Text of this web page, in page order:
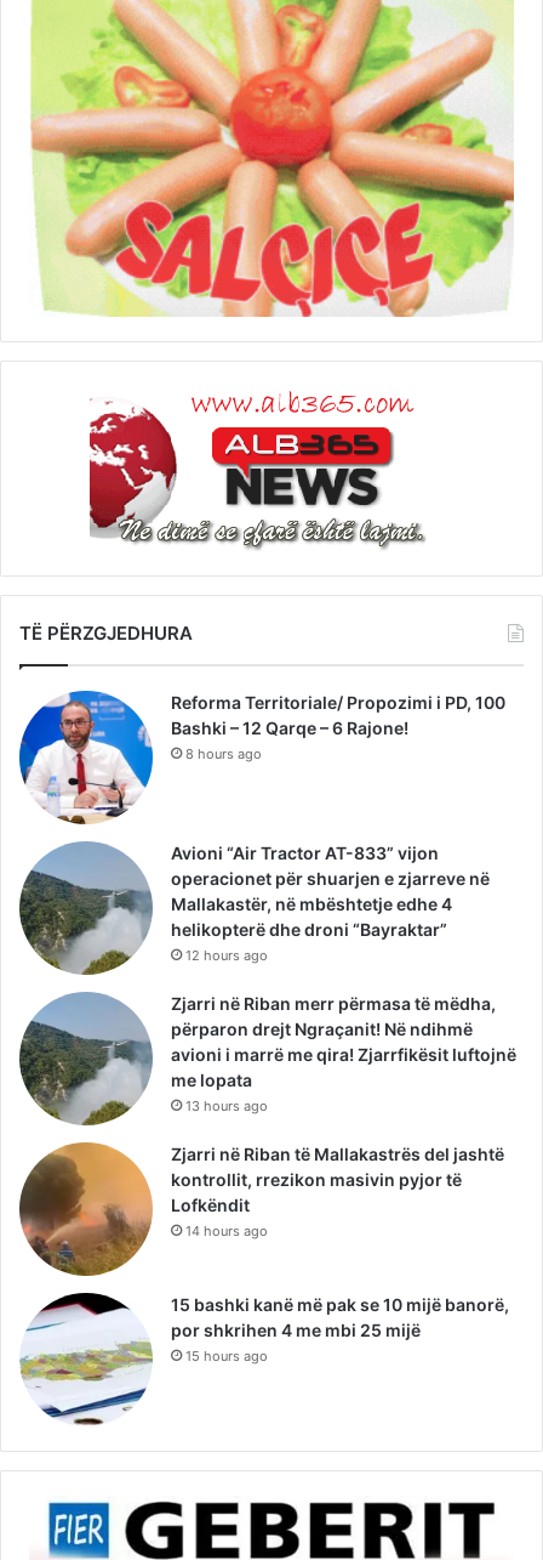
TË PËRZGJEDHURA
Reforma Territoriale/ Propozimi i PD, 100
Bashki – 12 Qarqe – 6 Rajone!
8 hours ago
Avioni “Air Tractor AT-833” vijon
operacionet për shuarjen e zjarreve në
Mallakastër, në mbështetje edhe 4
helikopterë dhe droni “Bayraktar”
12 hours ago
Zjarri në Riban merr përmasa të mëdha,
përparon drejt Ngraçanit! Në ndihmë
avioni i marrë me qira! Zjarrfikësit luftojnë
me lopata
13 hours ago
Zjarri në Riban të Mallakastrës del jashtë
kontrollit, rrezikon masivin pyjor të
Lofkëndit
14 hours ago
15 bashki kanë më pak se 10 mijë banorë,
por shkrihen 4 me mbi 25 mijë
15 hours ago